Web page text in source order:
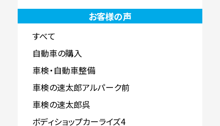
お客様の声
すべて
自動車の購入
車検・自動車整備
車検の速太郎アルパーク前
車検の速太郎呉
ボディショップカーライズ4